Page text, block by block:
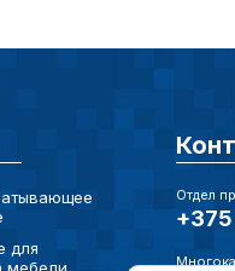
для
Отдел